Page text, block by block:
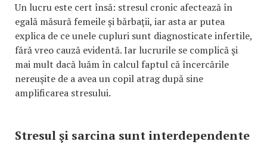
Un lucru este cert însă: stresul cronic afectează în
egală măsură femeile şi bărbaţii, iar asta ar putea
explica de ce unele cupluri sunt diagnosticate infertile,
fără vreo cauză evidentă. Iar lucrurile se complică şi
mai mult dacă luăm în calcul faptul că încercările
nereuşite de a avea un copil atrag după sine
amplificarea stresului.
Stresul şi sarcina sunt interdependente